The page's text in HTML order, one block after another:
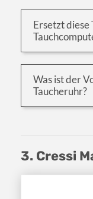
Ersetzt diese
Was ist der
Taucheruhr?
3. Cressi